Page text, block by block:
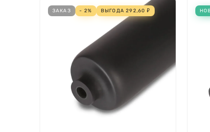
ЗАКАЗ - 2% ВЫГОДА292,60 ₽